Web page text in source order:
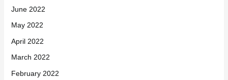
June 2022
May 2022
April 2022
March 2022
February 2022